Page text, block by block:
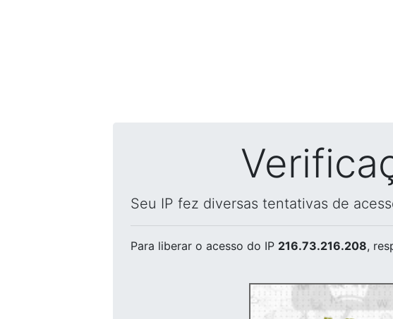
Seu IP fez diversas tentativas de
Para liberar o acesso do IP 216.73.216.208,